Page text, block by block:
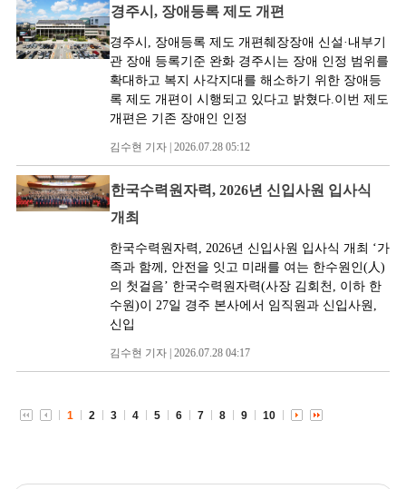
경주시, 장애등록 제도 개편
경주시, 장애등록 제도 개편췌장장애 신설·내부기
관 장애 등록기준 완화 경주시는 장애 인정 범위를
확대하고 복지 사각지대를 해소하기 위한 장애등
록 제도 개편이 시행되고 있다고 밝혔다.이번 제도
개편은 기존 장애인 인정
김수현 기자 | 2026.07.28 05:12
한국수력원자력, 2026년 신입사원 입사식
개최
한국수력원자력, 2026년 신입사원 입사식 개최 ʻ가
족과 함께, 안전을 잇고 미래를 여는 한수원인(人)
의 첫걸음ʼ 한국수력원자력(사장 김회천, 이하 한
수원)이 27일 경주 본사에서 임직원과 신입사원,
신입
김수현 기자 | 2026.07.28 04:17
1 2 3 4 5 6 7 8 9 10